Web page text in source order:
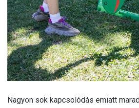
Nagyon sok kapcsolódás emiatt